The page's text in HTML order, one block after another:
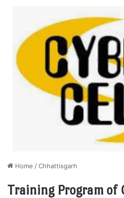
Home /Chhattisgarh
Training Program of